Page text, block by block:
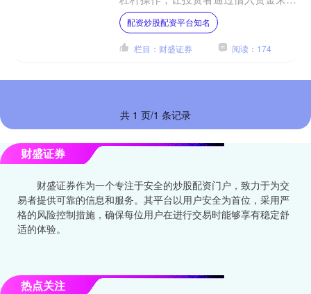
买更多股票。以下是了解如何进行股票
配资的一些步骤和注....
配资炒股配资平台知名
栏目：财盛证券 阅读：174
共 1 页/1 条记录
财盛证券
财盛证券作为一个专注于安全的炒股配资门户，致力于为交
易者提供可靠的信息和服务。其平台以用户安全为首位，采用严
格的风险控制措施，确保每位用户在进行交易时能够享有稳定舒
适的体验。
热点关注